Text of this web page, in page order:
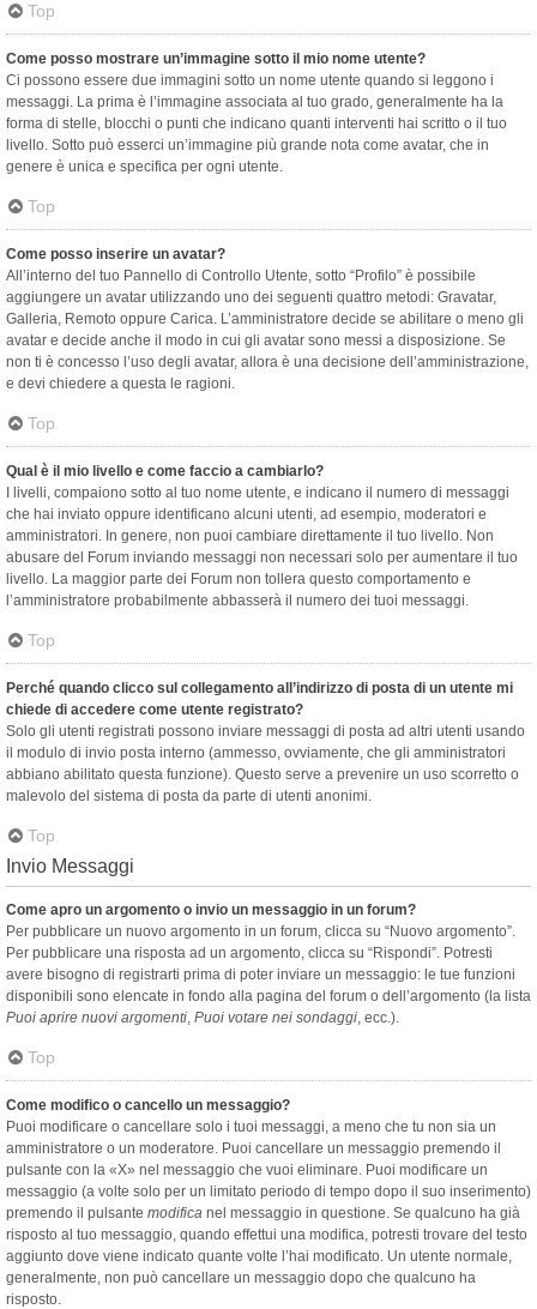
Top
Come posso mostrare un’immagine sotto il mio nome utente?
Ci possono essere due immagini sotto un nome utente quando si leggono i
messaggi. La prima è l’immagine associata al tuo grado, generalmente ha la
forma di stelle, blocchi o punti che indicano quanti interventi hai scritto o il tuo
livello. Sotto può esserci un’immagine più grande nota come avatar, che in
genere è unica e specifica per ogni utente.
Top
Come posso inserire un avatar?
All’interno del tuo Pannello di Controllo Utente, sotto “Profilo” è possibile
aggiungere un avatar utilizzando uno dei seguenti quattro metodi: Gravatar,
Galleria, Remoto oppure Carica. L’amministratore decide se abilitare o meno gli
avatar e decide anche il modo in cui gli avatar sono messi a disposizione. Se
non ti è concesso l’uso degli avatar, allora è una decisione dell’amministrazione,
e devi chiedere a questa le ragioni.
Top
Qual è il mio livello e come faccio a cambiarlo?
I livelli, compaiono sotto al tuo nome utente, e indicano il numero di messaggi
che hai inviato oppure identificano alcuni utenti, ad esempio, moderatori e
amministratori. In genere, non puoi cambiare direttamente il tuo livello. Non
abusare del Forum inviando messaggi non necessari solo per aumentare il tuo
livello. La maggior parte dei Forum non tollera questo comportamento e
l’amministratore probabilmente abbasserà il numero dei tuoi messaggi.
Top
Perché quando clicco sul collegamento all’indirizzo di posta di un utente mi
chiede di accedere come utente registrato?
Solo gli utenti registrati possono inviare messaggi di posta ad altri utenti usando
il modulo di invio posta interno (ammesso, ovviamente, che gli amministratori
abbiano abilitato questa funzione). Questo serve a prevenire un uso scorretto o
malevolo del sistema di posta da parte di utenti anonimi.
Top
Invio Messaggi
Come apro un argomento o invio un messaggio in un forum?
Per pubblicare un nuovo argomento in un forum, clicca su “Nuovo argomento”.
Per pubblicare una risposta ad un argomento, clicca su “Rispondi”. Potresti
avere bisogno di registrarti prima di poter inviare un messaggio: le tue funzioni
disponibili sono elencate in fondo alla pagina del forum o dell’argomento (la lista
Puoi aprire nuovi argomenti, Puoi votare nei sondaggi, ecc.).
Top
Come modifico o cancello un messaggio?
Puoi modificare o cancellare solo i tuoi messaggi, a meno che tu non sia un
amministratore o un moderatore. Puoi cancellare un messaggio premendo il
pulsante con la «X» nel messaggio che vuoi eliminare. Puoi modificare un
messaggio (a volte solo per un limitato periodo di tempo dopo il suo inserimento)
premendo il pulsante modifica nel messaggio in questione. Se qualcuno ha già
risposto al tuo messaggio, quando effettui una modifica, potresti trovare del testo
aggiunto dove viene indicato quante volte l’hai modificato. Un utente normale,
generalmente, non può cancellare un messaggio dopo che qualcuno ha
risposto.